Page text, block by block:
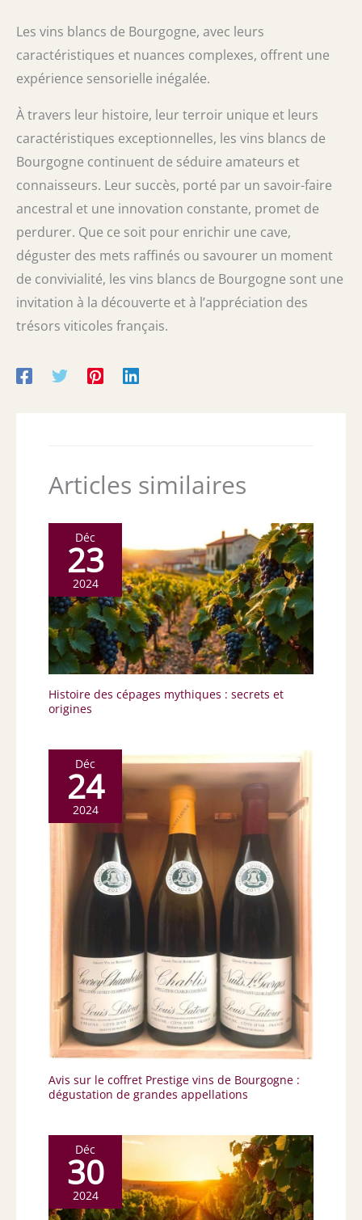
Les vins blancs de Bourgogne, avec leurs
caractéristiques et nuances complexes, offrent une
expérience sensorielle inégalée.
À travers leur histoire, leur terroir unique et leurs
caractéristiques exceptionnelles, les vins blancs de
Bourgogne continuent de séduire amateurs et
connaisseurs. Leur succès, porté par un savoir-faire
ancestral et une innovation constante, promet de
perdurer. Que ce soit pour enrichir une cave,
déguster des mets raffinés ou savourer un moment
de convivialité, les vins blancs de Bourgogne sont une
invitation à la découverte et à l’appréciation des
trésors viticoles français.
Articles similaires
Déc
23
2024
Histoire des cépages mythiques : secrets et
origines
Déc
24
2024
Avis sur le coffret Prestige vins de Bourgogne :
dégustation de grandes appellations
Déc
30
2024